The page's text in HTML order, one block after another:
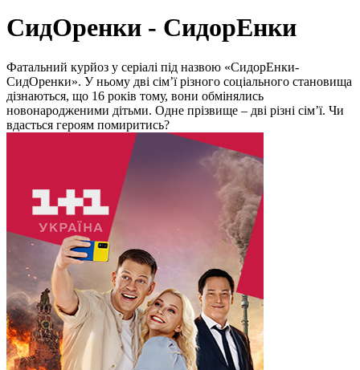
СидОренки - СидорЕнки
Фатальний курйоз у серіалі під назвою «СидорЕнки-
СидОренки». У ньому дві сім’ї різного соціального становища
дізнаються, що 16 років тому, вони обмінялись
новонародженими дітьми. Одне прізвище – дві різні сім’ї. Чи
вдасться героям помиритись?